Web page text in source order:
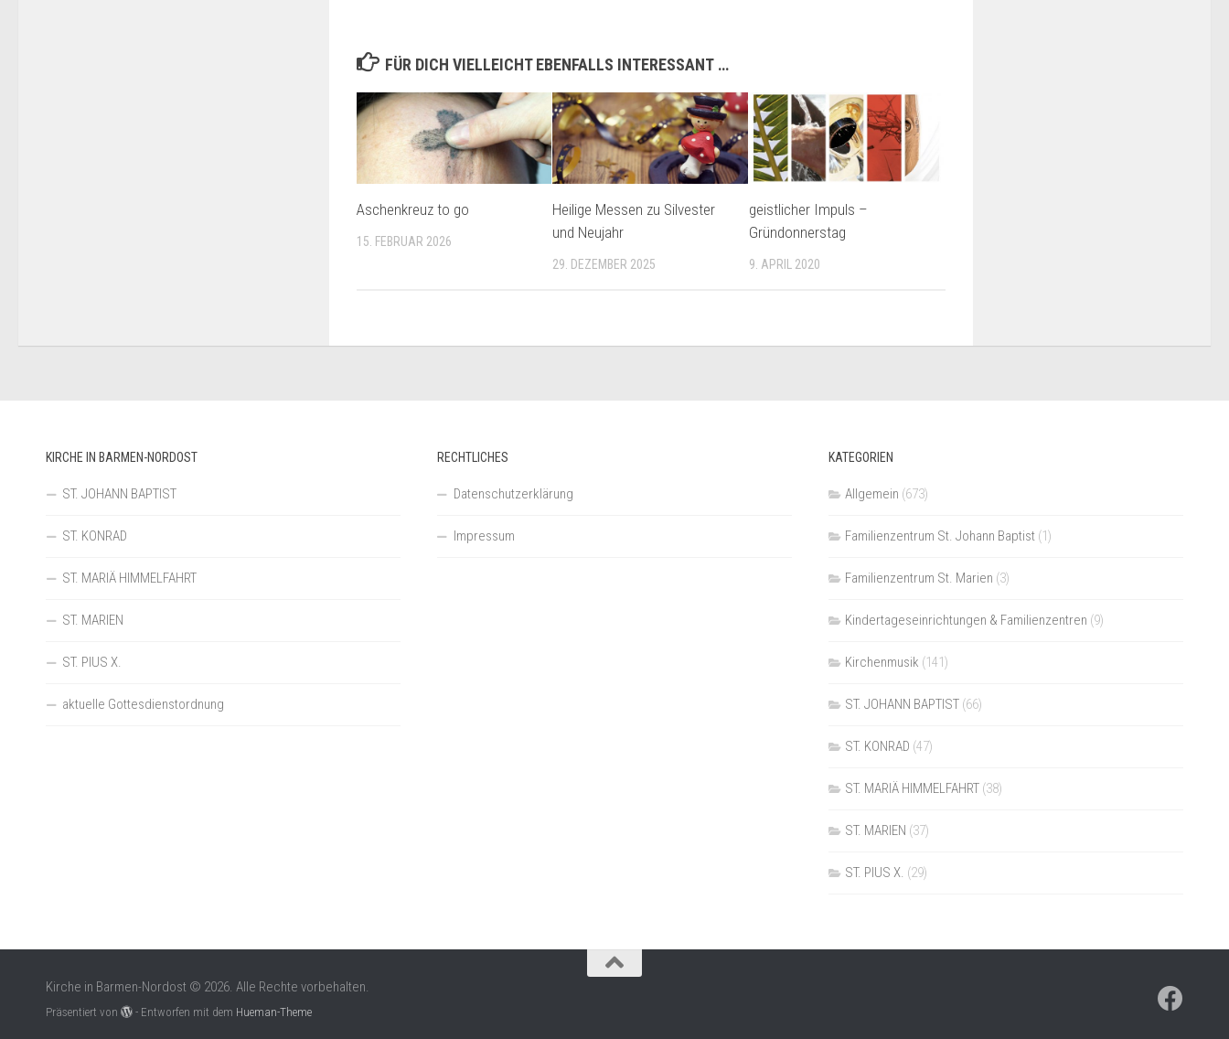
FÜR DICH VIELLEICHT EBENFALLS INTERESSANT …
Aschenkreuz to go
15. FEBRUAR 2026
Heilige Messen zu Silvester
und Neujahr
29. DEZEMBER 2025
geistlicher Impuls –
Gründonnerstag
9. APRIL 2020
KIRCHE IN BARMEN-NORDOST
ST. JOHANN BAPTIST
ST. KONRAD
ST. MARIÄ HIMMELFAHRT
ST. MARIEN
ST. PIUS X.
aktuelle Gottesdienstordnung
RECHTLICHES
Datenschutzerklärung
Impressum
KATEGORIEN
Allgemein (673)
Familienzentrum St. Johann Baptist(1)
Familienzentrum St. Marien (3)
Kindertageseinrichtungen & Familienzentren (9)
Kirchenmusik (141)
ST. JOHANN BAPTIST(66)
ST. KONRAD (47)
ST. MARIÄ HIMMELFAHRT(38)
ST. MARIEN (37)
ST. PIUS X. (29)
Kirche in Barmen-Nordost © 2026. Alle Rechte vorbehalten.
Präsentiert von - Entworfen mit dem Hueman-Theme